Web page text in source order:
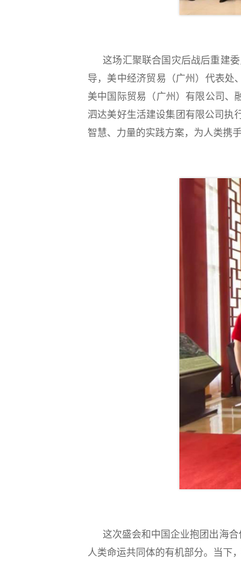
这场汇聚联合国灾后战后重建委
导，美中经济贸易（广州）代表处
美中国际贸易（广州）有限公司、
泗达美好生活建设集团有限公司执
智慧、力量的实践方案，为人类携
这次盛会和中国企业抱团出海合
人类命运共同体的有机部分。当下